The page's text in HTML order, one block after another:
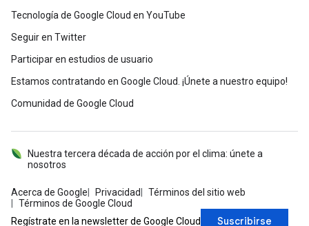
Tecnología de Google Cloud en YouTube
Seguir en Twitter
Participar en estudios de usuario
Estamos contratando en Google Cloud. ¡Únete a nuestro equipo!
Comunidad de Google Cloud
Acerca de Google Privacidad
Términos del sitio web
Términos de Google Cloud
Nuestra tercera década de acción por el clima: únete a
nosotros
Regístrate en la newsletter de Google Cloud Suscribirse